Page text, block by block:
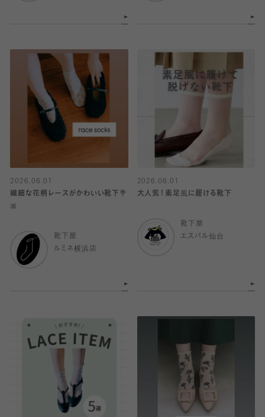
2026.06.01
繊細な花柄レースがかわいい靴下💐
🎀
靴下屋
ルミネ横浜店
2026.06.01
大人気！素足風に履ける靴下
靴下屋
エスパル仙台